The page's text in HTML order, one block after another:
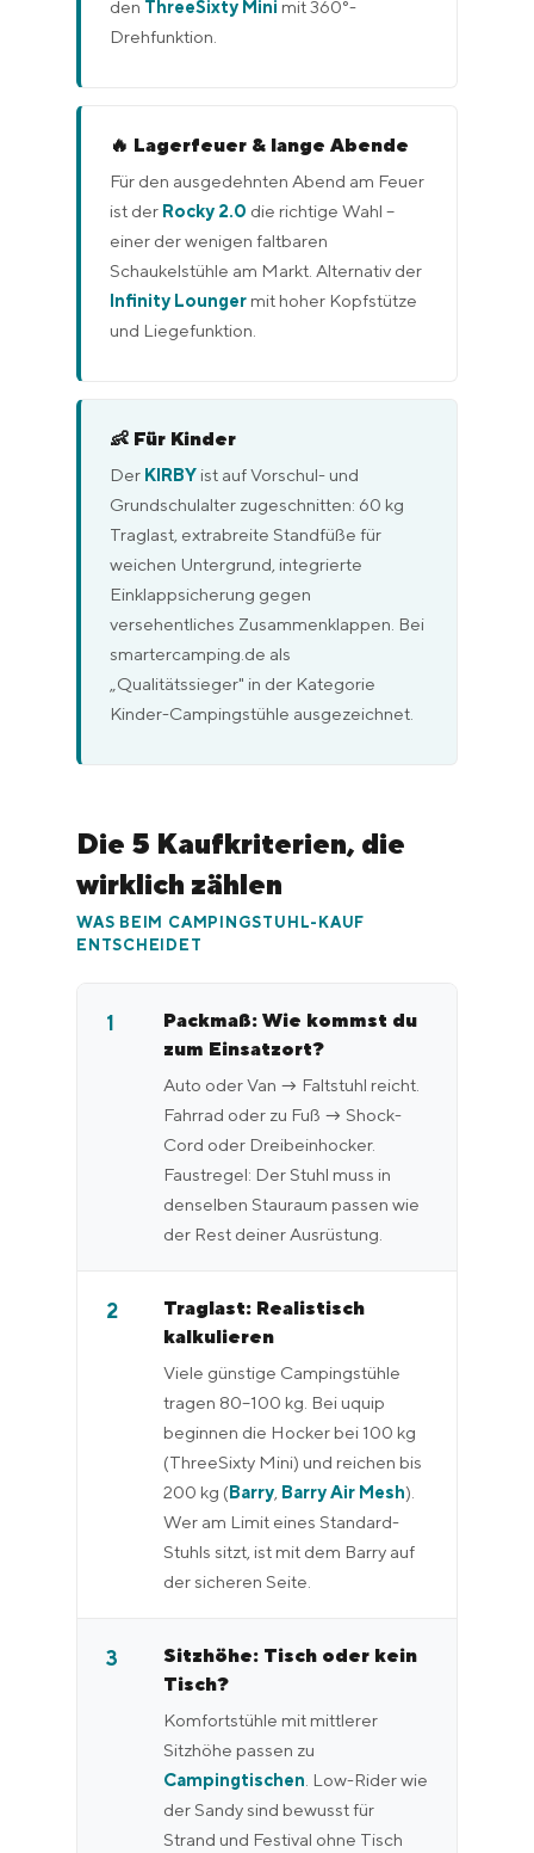
den ThreeSixty Mini mit 360°-
Drehfunktion.
🔥 Lagerfeuer & lange Abende
Für den ausgedehnten Abend am Feuer
ist der Rocky 2.0 die richtige Wahl –
einer der wenigen faltbaren
Schaukelstühle am Markt. Alternativ der
Infinity Lounger mit hoher Kopfstütze
und Liegefunktion.
👶 Für Kinder
Der KIRBY ist auf Vorschul- und
Grundschulalter zugeschnitten: 60 kg
Traglast, extrabreite Standfüße für
weichen Untergrund, integrierte
Einklappsicherung gegen
versehentliches Zusammenklappen. Bei
smartercamping.de als
„Qualitätssieger" in der Kategorie
Kinder-Campingstühle ausgezeichnet.
Die 5 Kaufkriterien, die
wirklich zählen
WAS BEIM CAMPINGSTUHL-KAUF
ENTSCHEIDET
1
Packmaß: Wie kommst du
zum Einsatzort?
Auto oder Van → Faltstuhl reicht.
Fahrrad oder zu Fuß → Shock-
Cord oder Dreibeinhocker.
Faustregel: Der Stuhl muss in
denselben Stauraum passen wie
der Rest deiner Ausrüstung.
2
Traglast: Realistisch
kalkulieren
Viele günstige Campingstühle
tragen 80–100 kg. Bei uquip
beginnen die Hocker bei 100 kg
(ThreeSixty Mini) und reichen bis
200 kg (Barry Barry Air Mesh).
Wer am Limit eines Standard-
Stuhls sitzt, ist mit dem Barry auf
der sicheren Seite.
3
Sitzhöhe: Tisch oder kein
Tisch?
Komfortstühle mit mittlerer
Sitzhöhe passen zu
Campingtischen . Low-Rider wie
der Sandy sind bewusst für
Strand und Festival ohne Tisch